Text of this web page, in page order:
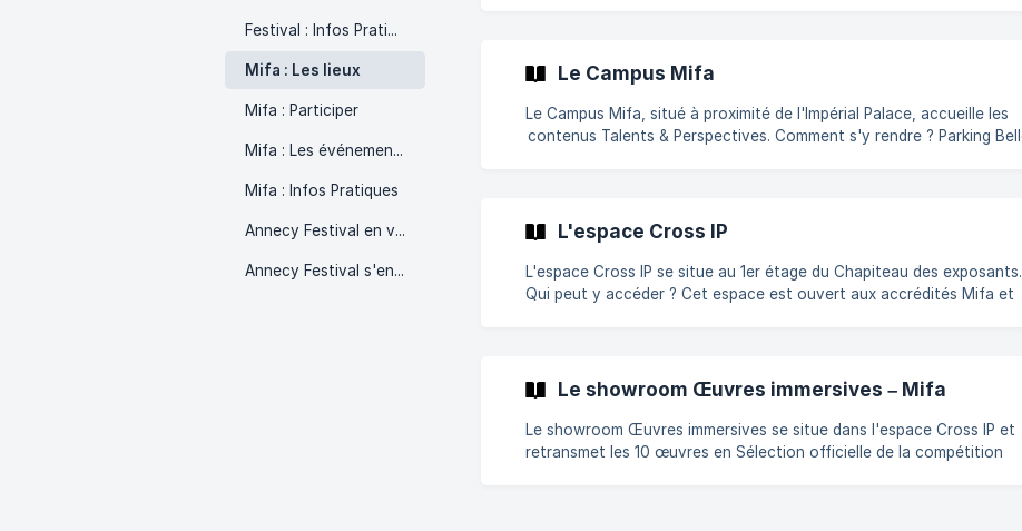
Festival : Infos Pratiques
Mifa : Les lieux
Mifa : Participer
Mifa : Les événements
Mifa : Infos Pratiques
Annecy Festival en version mobile
Annecy Festival s'engage !
Accessible grâce aux navettes gratuites et aux bus, ligne 5 – arrêt
Impérial. || Pour des raisons de sécurité, vous n’êtes pas autorisé
Le Campus Mifa
Le Campus Mifa, situé à proximité de l'Impérial Palace, accueille les
contenus Talents & Perspectives. Comment s'y rendre ? Parking Belle-
à venir || Pour des raisons de
L'espace Cross IP
L'espace Cross IP se situe au 1er étage du Chapiteau des exposants.
Qui peut y accéder ? Cet espace est ouvert aux accrédités Mifa et
bus, ligne 5 – arrêt Impérial.
Le showroom Œuvres immersives – Mifa
Le showroom Œuvres immersives se situe dans l'espace Cross IP et
retransmet les 10 œuvres en Sélection officielle de la compétition